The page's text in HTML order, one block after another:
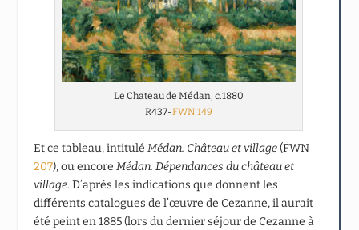
Le Chateau de Médan, c.1880
R437-FWN 149
Et ce tableau, intituléMédan. Château et village(FWN
207), ou encoreMédan. Dépendances du château et
village. D’après les indications que donnent les
différents catalogues de l’œuvre de Cezanne, il aurait
été peint en 1885 (lors du dernier séjour de Cezanne à